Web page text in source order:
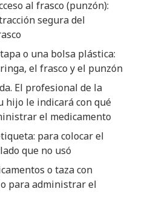
al frasco (punzón):
segura del
o una bolsa plástica:
el frasco y el punzón
El profesional de la
hijo le indicará con qué
el medicamento
para colocar el
que no usó
o taza con
para administrar el